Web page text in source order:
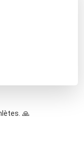
🙏